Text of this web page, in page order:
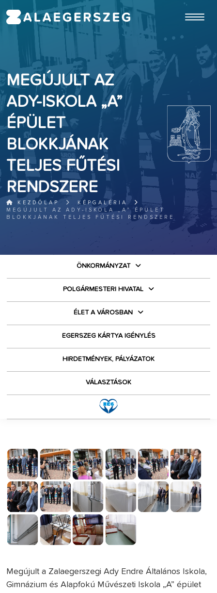
ugrás a fő tartalomhoz
MEGÚJULT AZ
ADY-ISKOLA „A”
ÉPÜLET
BLOKKJÁNAK
TELJES FŰTÉSI
RENDSZERE
KEZDŐLAP
KÉPGALÉRIA
MEGÚJULT AZ ADY-ISKOLA „A” ÉPÜLET
BLOKKJÁNAK TELJES FŰTÉSI RENDSZERE
ÖNKORMÁNYZAT
POLGÁRMESTERI HIVATAL
ÉLET A VÁROSBAN
EGERSZEG KÁRTYA IGÉNYLÉS
HIRDETMÉNYEK, PÁLYÁZATOK
VÁLASZTÁSOK
Megújult a Zalaegerszegi Ady Endre Általános Iskola,
Gimnázium és Alapfokú Művészeti Iskola „A” épület